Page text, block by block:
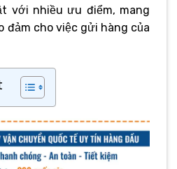
với nhiều ưu điểm, mang
đảm cho việc gửi hàng của